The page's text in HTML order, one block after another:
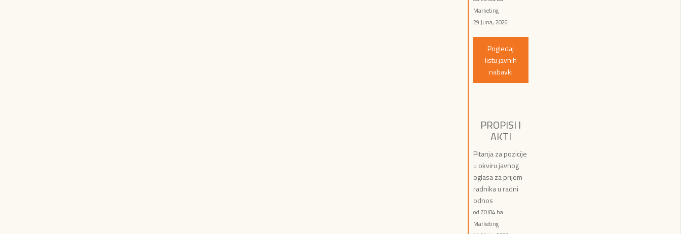
Marketing
29 Juna, 2026
Pogledaj
listu javnih
nabavki
PROPISI I
AKTI
Pitanja za pozicije
u okviru javnog
oglasa za prijem
radnika u radni
odnos
od ZOI84.ba
Marketing